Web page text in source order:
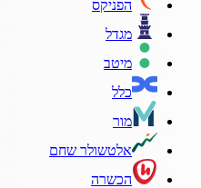
הפניקס
מגדל
מיטב
כלל
מור
אלטשולר שחם
הכשרה